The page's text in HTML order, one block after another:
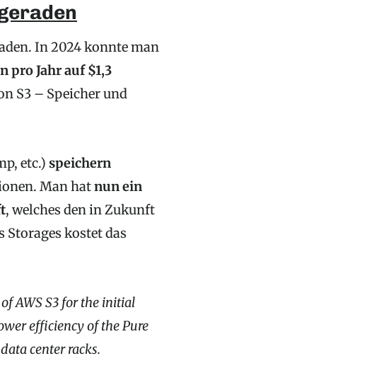
In 2024 konnte man
Jahr auf $1,3
S3 – Speicher und
etc.) speichern
Man hatnun ein
, welches den in Zukunft
Storages kostet das
AWS S3 for the initial
efficiency of the Pure
center racks.